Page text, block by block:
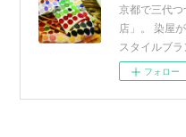
京都で三代
店」。 染屋
スタイルブラ
フォロー